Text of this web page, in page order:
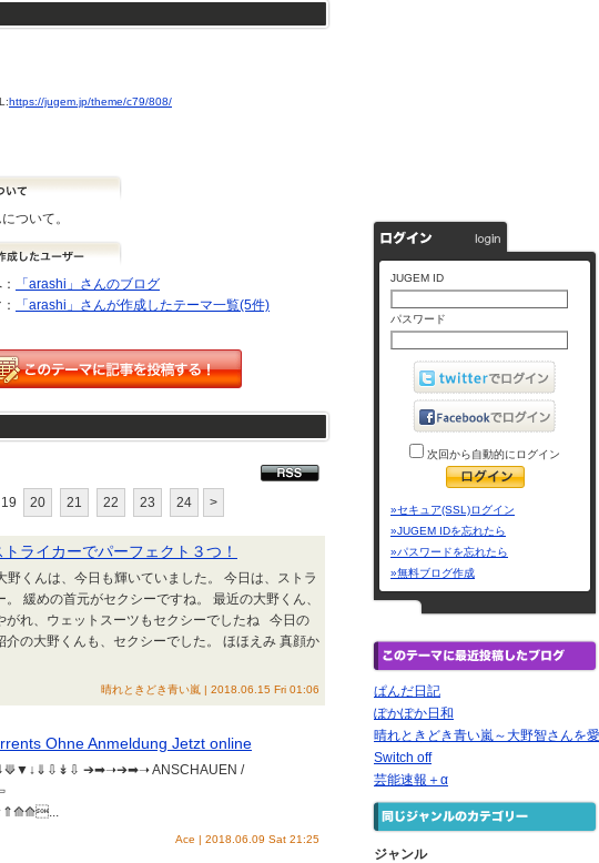
https://jugem.jp/theme/c79/808/
ついて。
「arashi」さんのブログ
「arashi」さんが作成したテーマ一覧(5件)
19 20 21 22 23 24 >
ライカーでパーフェクト３つ！
くんは、今日も輝いていました。 今日は、ストラ
緩めの首元がセクシーですね。 最近の大野くん、
がれ、ウェットスーツもセクシーでしたね 今日の
の大野くんも、セクシーでした。 ほほえみ 真顔か
晴れときどき青い嵐 | 2018.06.15 Fri 01:06
Ohne Anmeldung Jetzt online
➔➡➝➔➡➝ ANSCHAUEN /
Ace | 2018.06.09 Sat 21:25
JUGEM ID
パスワード
次回から自動的にログイン
»セキュア(SSL)ログイン
»JUGEM IDを忘れたら
»パスワードを忘れたら
»無料ブログ作成
ぱんだ日記
ぽかぽか日和
晴れときどき青い嵐～大野智さんを
Switch off
芸能速報＋α
ジャンル